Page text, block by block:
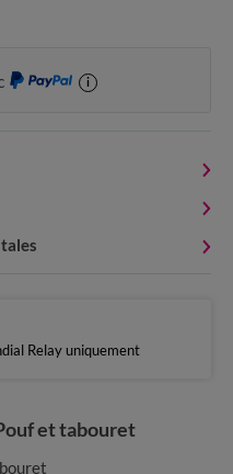
i
Relay uniquement
et tabouret